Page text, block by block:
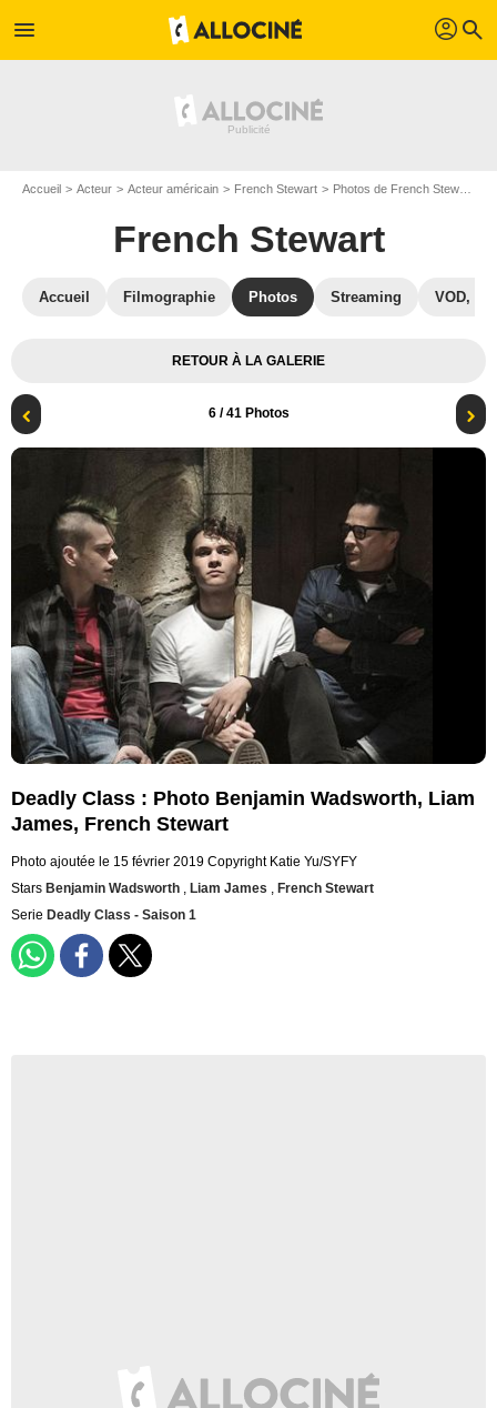
menu profil search
Accueil Acteur Acteur américain French Stewart Photos de French Stewart
French Stewart
Accueil Filmographie Photos Streaming VOD,
RETOUR À LA GALERIE
6/ 41 Photos
Deadly Class : Photo Benjamin Wadsworth, Liam
James, French Stewart
Photo ajoutée le 15 février 2019 Copyright Katie Yu/SYFY
Stars Benjamin Wadsworth , Liam James , French Stewart
Serie Deadly Class - Saison 1